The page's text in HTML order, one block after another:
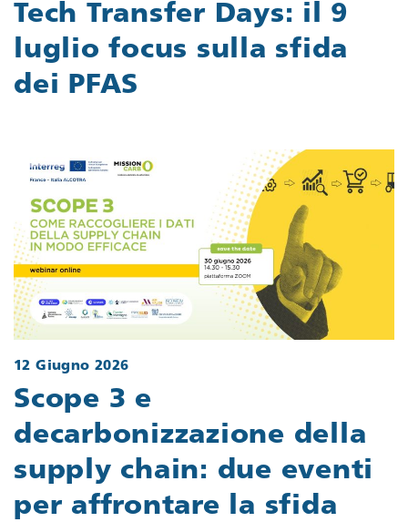
Tech Transfer Days: il 9
luglio focus sulla sfida
dei PFAS
12 Giugno 2026
Scope 3 e
decarbonizzazione della
supply chain: due eventi
per affrontare la sfida